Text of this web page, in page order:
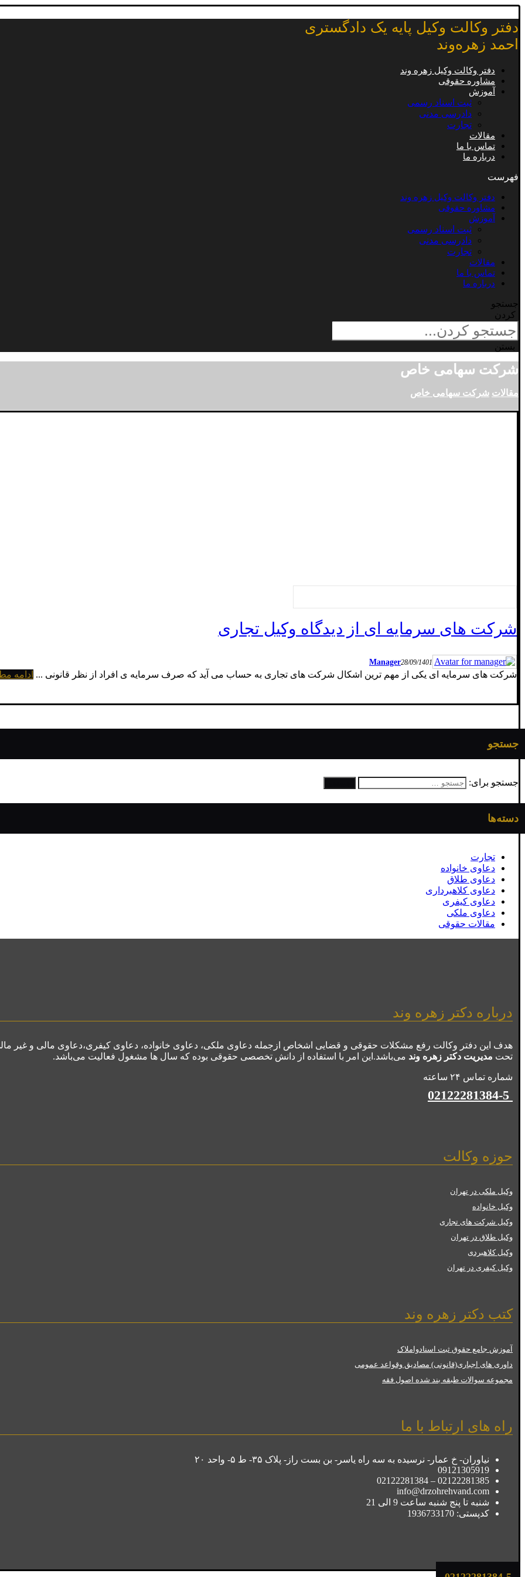
دفتر وکالت وکیل پایه یک دادگستری
احمد زهره‌وند
دفتر وکالت وکیل زهره وند
مشاوره حقوقی
آموزش
ثبت اسناد رسمی
دادرسی مدنی
تجارت
مقالات
تماس با ما
درباره ما
فهرست
دفتر وکالت وکیل زهره وند
مشاوره حقوقی
آموزش
ثبت اسناد رسمی
دادرسی مدنی
تجارت
مقالات
تماس با ما
درباره ما
جستجو
کردن
بستن
شرکت سهامی خاص
مقالات شرکت سهامی خاص
شرکت های سرمایه ای از دیدگاه وکیل تجاری
Manager28/09/1401
شرکت های سرمایه ای یکی از مهم ترین اشکال شرکت های تجاری به حساب می آید که صرف سرمایه ی افراد از نظر قانونی ... ادامه
جستجو
جستجو برای:
دسته‌ها
تجارت
دعاوی خانواده
دعاوی طلاق
دعاوی کلاهبرداری
دعاوی کیفری
دعاوی ملکی
مقالات حقوقی
درباره دکتر زهره وند
هدف این دفتر وکالت رفع مشکلات حقوقی و قضایی اشخاص ازجمله دعاوی ملکی، دعاوی خانواده، دعاوی کیفری،دعاوی مالی و غیر
تحت مدیریت دکتر زهره وند می‌باشد.این امر با استفاده از دانش تخصصی حقوقی بوده که سال ها مشغول فعالیت می‌باشد.
شماره تماس ۲۴ ساعته
حوزه وکالت
وکیل ملکی در تهران
وکیل خانواده
وکیل شرکت های تجاری
وکیل طلاق در تهران
وکیل کلاهبردی
وکیل کیفری در تهران
کتب دکتر زهره وند
آموزش جامع حقوق ثبت اسنادواملاک
داوری های اجباری(قانونی) مصادیق وقواعد عمومی
مجموعه سوالات طبقه بند شده اصول فقه
راه های ارتباط با ما
نیاوران- خ عمار- نرسیده به سه راه یاسر- بن بست راز- پلاک ۳۵- ط ۵- واحد ۲۰
09121305919
02122281385 – 02122281384
info@drzohrehvand.com
شنبه تا پنج شنبه ساعت 9 الی 21
کدپستی: 1936733170